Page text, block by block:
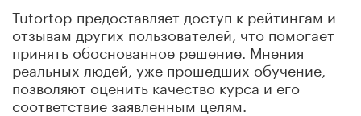
Tutortop предоставляет доступ к рейтингам и
отзывам других пользователей, что помогает
принять обоснованное решение. Мнения
реальных людей, уже прошедших обучение,
позволяют оценить качество курса и его
соответствие заявленным целям.